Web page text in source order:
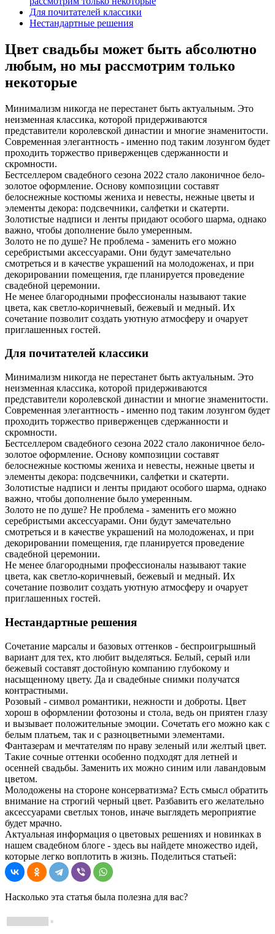
Для почитателей классики
Нестандартные решения
Цвет свадьбы может быть абсолютно
любым, но мы рассмотрим только
некоторые
Минимализм никогда не перестанет быть актуальным. Это
неизменная классика, которой придерживаются
представители королевской династии и многие знаменитости.
Современная элегантность - именно под таким лозунгом будет
проходить торжество приверженцев сдержанности и
скромности.
Бестселлером свадебного сезона 2022 стало лаконичное бело-
золотое оформление. Основу композиции составят
белоснежные костюмы жениха и невесты, нежные цветы и
элементы декора: подсвечники, салфетки и скатерти.
Золотистые надписи и ленты придают особого шарма, однако
важно, чтобы дополнение было умеренным.
Золото не по душе? Не проблема - заменить его можно
серебристыми аксессуарами. Они будут замечательно
смотреться и в качестве украшений на молодоженах, и при
декорировании помещения, где планируется проведение
свадебной церемонии.
Не менее благородными профессионалы называют такие
цвета, как светло-коричневый, бежевый и медный. Их
сочетание позволит создать уютную атмосферу и очарует
приглашенных гостей.
Для почитателей классики
Минимализм никогда не перестанет быть актуальным. Это
неизменная классика, которой придерживаются
представители королевской династии и многие знаменитости.
Современная элегантность - именно под таким лозунгом будет
проходить торжество приверженцев сдержанности и
скромности.
Бестселлером свадебного сезона 2022 стало лаконичное бело-
золотое оформление. Основу композиции составят
белоснежные костюмы жениха и невесты, нежные цветы и
элементы декора: подсвечники, салфетки и скатерти.
Золотистые надписи и ленты придают особого шарма, однако
важно, чтобы дополнение было умеренным.
Золото не по душе? Не проблема - заменить его можно
серебристыми аксессуарами. Они будут замечательно
смотреться и в качестве украшений на молодоженах, и при
декорировании помещения, где планируется проведение
свадебной церемонии.
Не менее благородными профессионалы называют такие
цвета, как светло-коричневый, бежевый и медный. Их
сочетание позволит создать уютную атмосферу и очарует
приглашенных гостей.
Нестандартные решения
Сочетание марсалы и базовых оттенков - беспроигрышный
вариант для тех, кто любит выделяться. Белый, серый или
бежевый составят достойную компанию глубокому и
насыщенному цвету. Да и свадебные снимки получатся
контрастными.
Розовый - символ романтики, нежности и доброты. Цвет
хорош в оформлении фотозоны и стола, ведь он приятен глазу
и вызывает положительные эмоции. Сочетать его можно как с
белым платьем, так и с разноцветными элементами.
Фантазерам и мечтателям по нраву зеленый или желтый цвет.
Такие сочные оттенки особенно подходят для летней и
осенней свадьбы. Заменить их можно синим или лавандовым
цветом.
Молодожены на стороне консерватизма? Есть смысл обратить
внимание на строгий черный цвет. Разбавить его желательно
аксессуарами светлых тонов, иначе выглядеть мероприятие
будет мрачно.
Актуальная информация о цветовых решениях и новинках в
нашем свадебном блоге - здесь вы найдете множество идей,
которые легко воплотить в жизнь. Поделиться статьей:
Насколько эта статья была полезна для вас?
0